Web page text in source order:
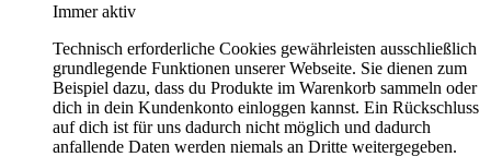
Immer aktiv
Technisch erforderliche Cookies gewährleisten ausschließlich
grundlegende Funktionen unserer Webseite. Sie dienen zum
Beispiel dazu, dass du Produkte im Warenkorb sammeln oder
dich in dein Kundenkonto einloggen kannst. Ein Rückschluss
auf dich ist für uns dadurch nicht möglich und dadurch
anfallende Daten werden niemals an Dritte weitergegeben.